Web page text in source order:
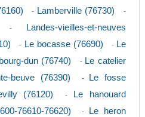
- Lamberville (76730) -
Landes-vieilles-et-neuves
- Le bocasse (76690) - Le
dun (76740) - Le catelier
beuve (76390) -
Le fosse
(76120) -
Le hanouard
76610-76620) -
Le heron